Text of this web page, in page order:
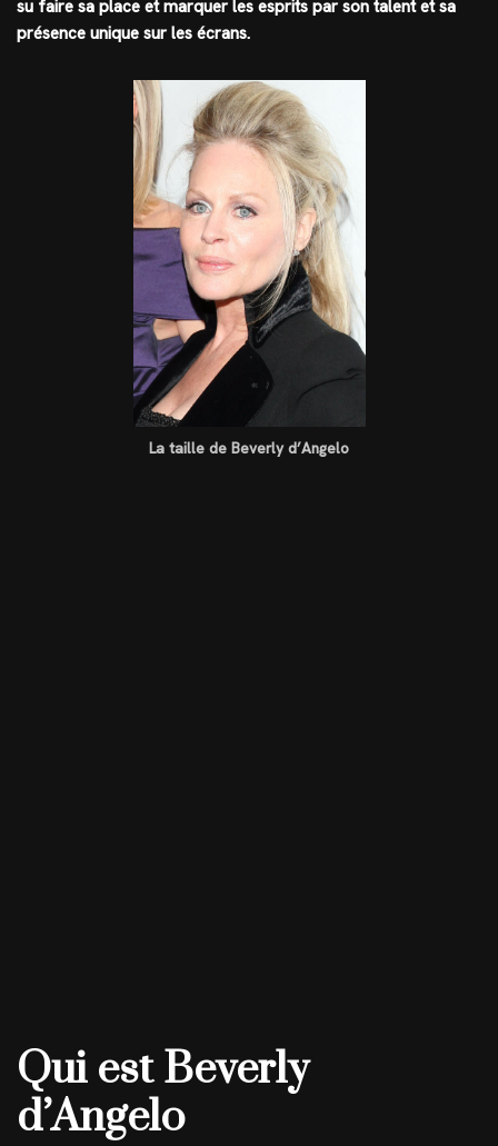
su faire sa place et marquer les esprits par son talent et sa
présence unique sur les écrans.
La taille de Beverly d’Angelo
Qui est Beverly
d’Angelo